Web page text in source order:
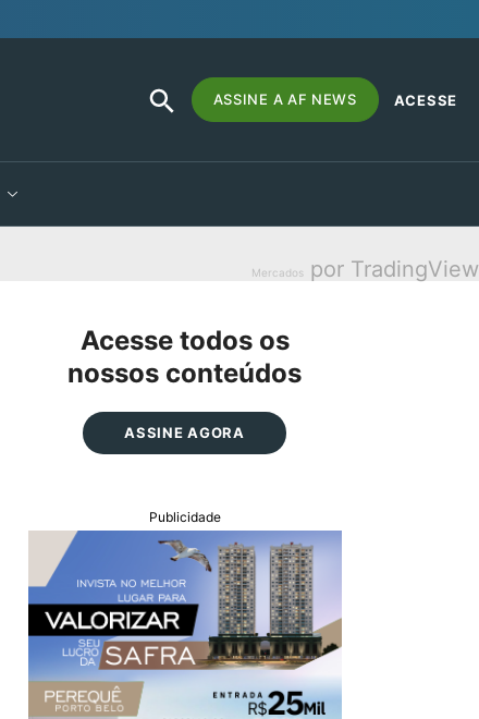
Search
for:
SEARCH
BUTTON
ASSINE A AF NEWS ACESSE
Mercados por TradingView
Acesse todos os
nossos conteúdos
ASSINE AGORA
Publicidade